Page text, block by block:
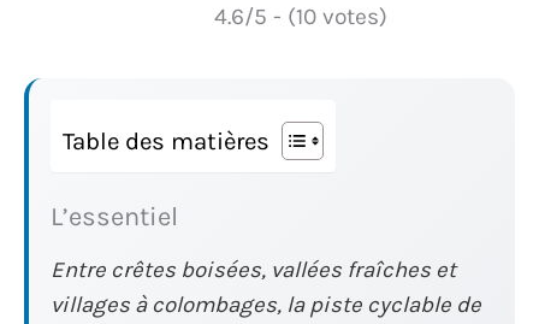
4.6/5 - (10 votes)
Table des matières
L’essentiel
Entre crêtes boisées, vallées fraîches et
villages à colombages, la piste cyclable de